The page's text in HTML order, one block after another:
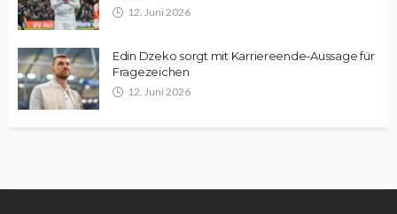
12. Juni 2026
Edin Dzeko sorgt mit Karriereende-Aussage für
Fragezeichen
12. Juni 2026